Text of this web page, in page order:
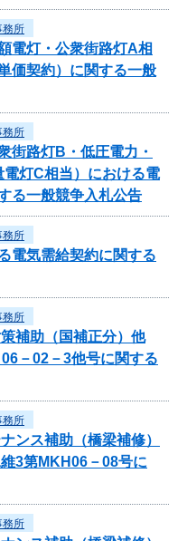
務所
電灯・公衆街路灯A相
価契約）に関する一般
務所
街路灯B・低圧電力・
灯C相当）における電
る一般競争入札公告
務所
電気需給契約に関する
務所
補助（国補正分）他
－02－3他号に関する
務所
ンス補助（橋梁補修）
3第MKH06－08号に
務所